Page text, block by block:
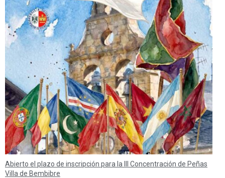
Abierto el plazo de inscripción para la III Concentración de Peñas
Villa de Bembibre